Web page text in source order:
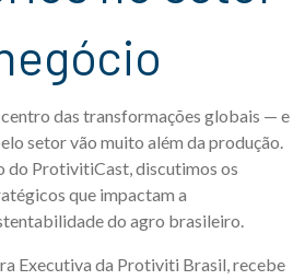
das transformações globais — e
setor vão muito além da produção.
do ProtivitiCast, discutimos os
que impactam a
do agro brasileiro.
Executiva da Protiviti Brasil, recebe